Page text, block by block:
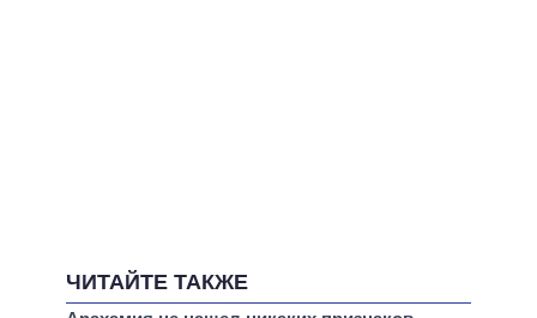
ЧИТАЙТЕ ТАКЖЕ